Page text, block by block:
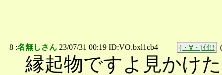
8 :名無しさん 23/07/31 00:19 ID:VO.bxl1cb4 (・∀・)ｲｲ!! (
縁起物ですよ見かけ